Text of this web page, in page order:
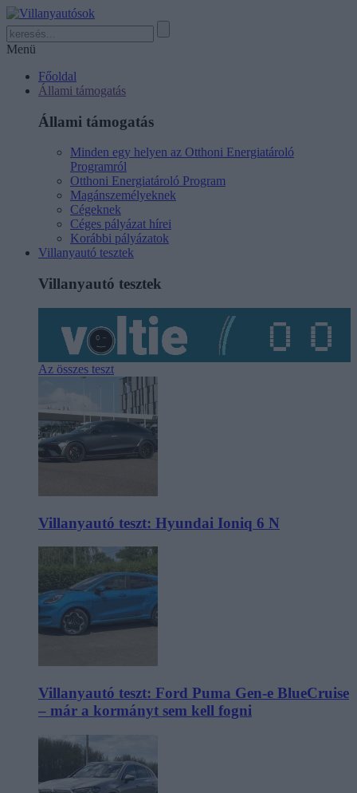
Menü
Főoldal
Állami támogatás
Állami támogatás
Minden egy helyen az Otthoni Energiatároló
Programról
Otthoni Energiatároló Program
Magánszemélyeknek
Cégeknek
Céges pályázat hírei
Korábbi pályázatok
Villanyautó tesztek
Villanyautó tesztek
Az összes teszt
Villanyautó teszt: Hyundai Ioniq 6 N
Villanyautó teszt: Ford Puma Gen-e BlueCruise
– már a kormányt sem kell fogni